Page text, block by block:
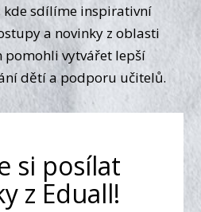
kde sdílíme inspirativní
a novinky z oblasti
pomohli vytvářet lepší
dětí a podporu učitelů.
si posílat
z Eduall!